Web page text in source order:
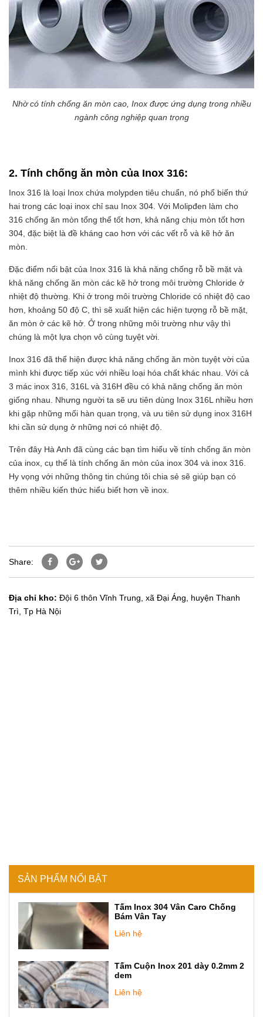
Nhờ có tính chống ăn mòn cao, Inox được ứng dụng trong nhiều
ngành công nghiệp quan trọng
2. Tính chống ăn mòn của Inox 316:
Inox 316 là loại Inox chứa molypden tiêu chuẩn, nó phổ biến thứ
hai trong các loại inox chỉ sau Inox 304. Với Molipđen làm cho
316 chống ăn mòn tổng thể tốt hơn, khả năng chịu mòn tốt hơn
304, đặc biệt là đề kháng cao hơn với các vết rỗ và kẽ hở ăn
mòn.
Đặc điểm nổi bật của Inox 316 là khả năng chống rỗ bề mặt và
khả năng chống ăn mòn các kẽ hở trong môi trường Chloride ở
nhiệt độ thường. Khi ở trong môi trường Chloride có nhiệt độ cao
hơn, khoảng 50 độ C, thì sẽ xuất hiện các hiện tượng rỗ bề mặt,
ăn mòn ở các kẽ hở. Ở trong những môi trường như vậy thì
chúng là một lựa chọn vô cùng tuyệt vời.
Inox 316 đã thể hiện được khả năng chống ăn mòn tuyệt vời của
mình khi được tiếp xúc với nhiều loại hóa chất khác nhau. Với cả
3 mác inox 316, 316L và 316H đều có khả năng chống ăn mòn
giống nhau. Nhưng người ta sẽ ưu tiên dùng Inox 316L nhiều hơn
khi gặp những mối hàn quan trọng, và ưu tiên sử dụng inox 316H
khi cần sử dụng ở những nơi có nhiệt độ.
Trên đây Hà Anh đã cùng các bạn tìm hiểu về tính chống ăn mòn
của inox, cụ thể là tính chống ăn mòn của inox 304 và inox 316.
Hy vọng với những thông tin chúng tôi chia sẻ sẽ giúp bạn có
thêm nhiều kiến thức hiểu biết hơn về inox.
Share:
Địa chỉ kho: Đội 6 thôn Vĩnh Trung, xã Đại Áng, huyện Thanh
Trì, Tp Hà Nội
SẢN PHẨM NỔI BẬT
Tấm Inox 304 Vân Caro Chống
Bám Vân Tay
Liên hệ
Tấm Cuộn Inox 201 dày 0.2mm 2
dem
Liên hệ